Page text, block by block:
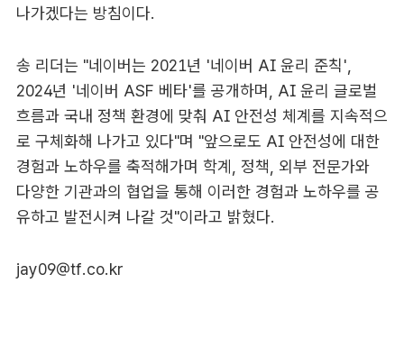
나가겠다는 방침이다.
송 리더는 "네이버는 2021년 '네이버 AI 윤리 준칙',
2024년 '네이버 ASF 베타'를 공개하며, AI 윤리 글로벌
흐름과 국내 정책 환경에 맞춰 AI 안전성 체계를 지속적으
로 구체화해 나가고 있다"며 "앞으로도 AI 안전성에 대한
경험과 노하우를 축적해가며 학계, 정책, 외부 전문가와
다양한 기관과의 협업을 통해 이러한 경험과 노하우를 공
유하고 발전시켜 나갈 것"이라고 밝혔다.
jay09@tf.co.kr